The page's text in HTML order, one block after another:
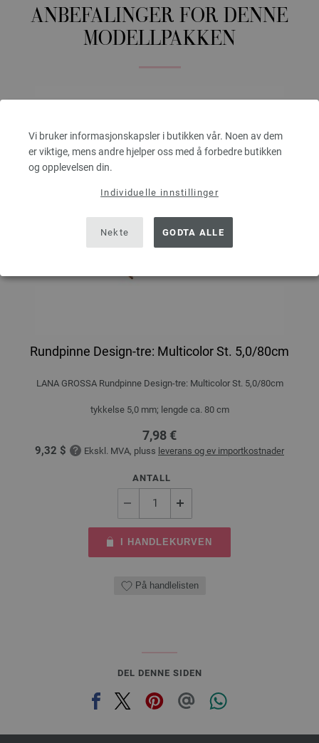
Vi bruker informasjonskapsler i butikken vår. Noen av dem
er viktige, mens andre hjelper oss med å forbedre butikken
og opplevelsen din.
Individuelle innstillinger
Nekte GODTA ALLE
ANBEFALINGER FOR DENNE
MODELLPAKKEN
Rundpinne Design-tre: Multicolor St. 5,0/80cm
LANA GROSSA Rundpinne Design-tre: Multicolor St. 5,0/80cm
tykkelse 5,0 mm; lengde ca. 80 cm
7,98 €
9,32 $ Ekskl. MVA, pluss leverans og ev importkostnader
ANTALL
I HANDLEKURVEN
På handlelisten
DEL DENNE SIDEN